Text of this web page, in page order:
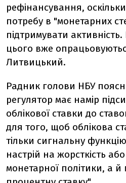
рефінансування,
потребу в "монетарних
підтримувати
цього вже
Литвицький.
Радник голови НБУ
регулятор має намір
облікової ставки до
для того, щоб облікова
тільки сигнальну
настрій на жорсткість
монетарної політики, а